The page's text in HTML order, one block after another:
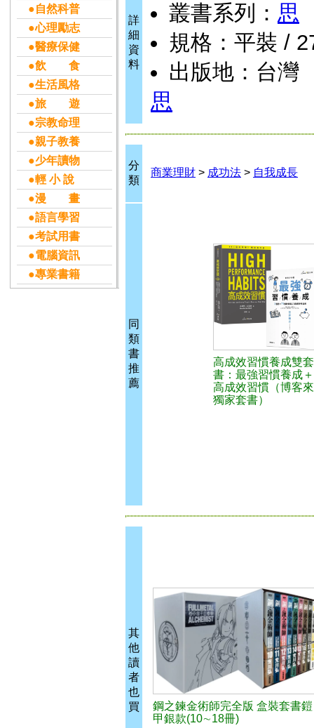
●自然科普
●心理勵志
●醫療保健
●飲 食
●生活風格
●旅 遊
●宗教命理
●親子教養
●少年讀物
●輕 小 說
●漫 畫
●語言學習
●考試用書
●電腦資訊
●專業書籍
詳
細
資
料
叢書系列： 思
規格：平裝 /
出版地：台灣
思
分
類
商業理財 > 成功法 > 自我成長
同
類
書
推
薦
高成效習慣養成雙套
書：最強習慣養成＋
高成效習慣（博客來
獨家套書）
其
他
讀
者
也
買
鋼之鍊金術師完全版 盒裝套書鎧
甲銀款(10∼18冊)